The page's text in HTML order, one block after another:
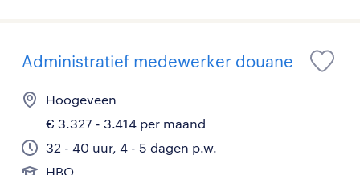
Administratief medewerker douane
Hoogeveen
€ 3.327 - 3.414 per maand
32 - 40 uur, 4 - 5 dagen p.w.
HBO